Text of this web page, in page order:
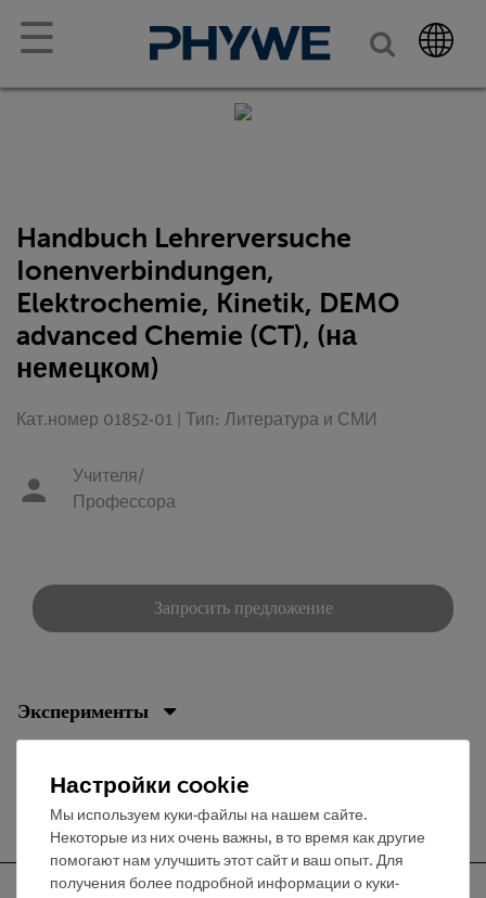
☰
Handbuch Lehrerversuche
Ionenverbindungen,
Elektrochemie, Kinetik, DEMO
advanced Chemie (CT), (на
немецком)
Кат.номер 01852-01 | Тип: Литература и СМИ
Учителя/
Профессора
Запросить предложение
Эксперименты
Настройки cookie
Мы используем куки-файлы на нашем сайте.
Некоторые из них очень важны, в то время как другие
помогают нам улучшить этот сайт и ваш опыт. Для
получения более подробной информации о куки-